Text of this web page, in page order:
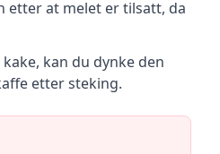
etter at melet er tilsatt, da
kan du dynke den
etter steking.